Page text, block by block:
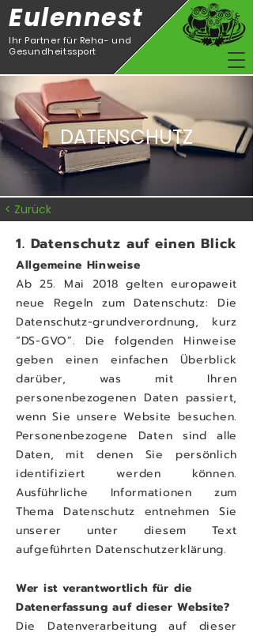
Eulennest
Ihr Partner für Reha- und
Gesundheitssport
DATENSCHUTZ
< Zurück
1. Datenschutz auf einen Blick
Allgemeine Hinweise
Ab 25. Mai 2018 gelten europaweit
neue Regeln zum Datenschutz: Die
Datenschutz-grundverordnung, kurz
“DS-GVO”. Die folgenden Hinweise
geben einen einfachen Überblick
darüber, was mit Ihren
personenbezogenen Daten passiert,
wenn Sie unsere Website besuchen.
Personenbezogene Daten sind alle
Daten, mit denen Sie persönlich
identifiziert werden können.
Ausführliche Informationen zum
Thema Datenschutz entnehmen Sie
unserer unter diesem Text
aufgeführten Datenschutzerklärung.
Wer ist verantwortlich für die
Datenerfassung auf dieser Website?
Die Datenverarbeitung auf dieser